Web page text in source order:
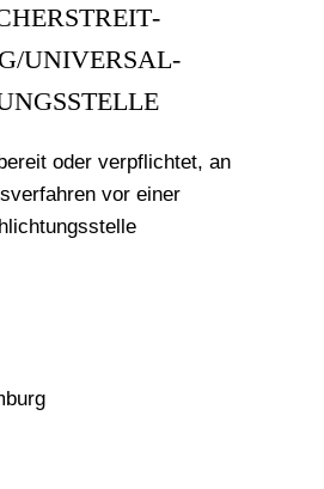
UNIVERSAL­
oder verpflichtet, an
vor einer